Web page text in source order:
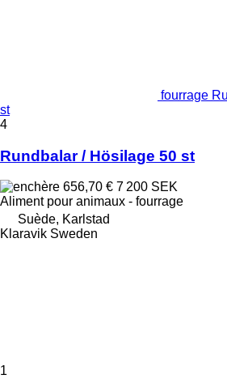
fourrage
st
4
Rundbalar / Hösilage 50 st
656,70 € 7 200 SEK
Aliment pour animaux - fourrage
Suède, Karlstad
Klaravik Sweden
1